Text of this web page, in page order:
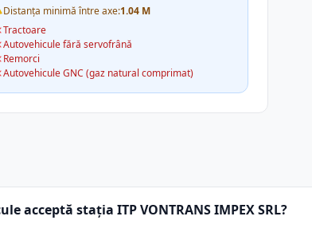
Distanța minimă între axe:1.04 M
Tractoare
Autovehicule fără servofrână
Remorci
Autovehicule GNC (gaz natural comprimat)
acceptă stația ITP VONTRANS IMPEX SRL?